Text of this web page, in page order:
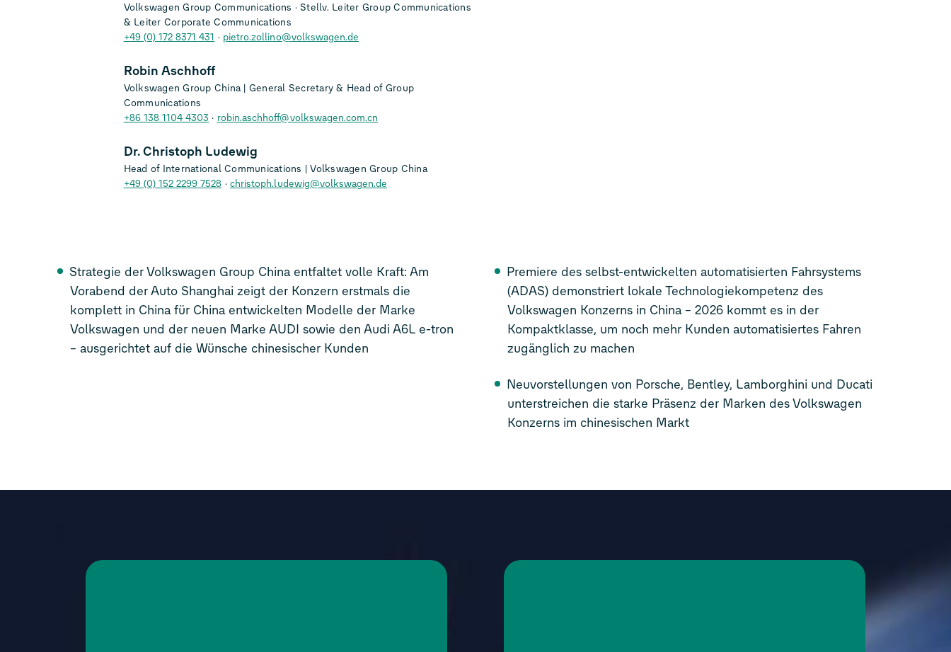
Volkswagen Group Communications Stellv. Leiter Group Communications
& Leiter Corporate Communications
+49 (0) 172 8371 431
pietro.zollino@volkswagen.de
Robin Aschhoff
Volkswagen Group China | General Secretary & Head of Group
Communications
+86 138 1104 4303
robin.aschhoff@volkswagen.com.cn
Dr. Christoph Ludewig
Head of International Communications | Volkswagen Group China
+49 (0) 152 2299 7528
christoph.ludewig@volkswagen.de
Strategie der Volkswagen Group China entfaltet volle Kraft: Am
Vorabend der Auto Shanghai zeigt der Konzern erstmals die
komplett in China für China entwickelten Modelle der Marke
Volkswagen und der neuen Marke AUDI sowie den Audi A6L e-tron
– ausgerichtet auf die Wünsche chinesischer Kunden
Premiere des selbst-entwickelten automatisierten Fahrsystems
(ADAS) demonstriert lokale Technologiekompetenz des
Volkswagen Konzerns in China – 2026 kommt es in der
Kompaktklasse, um noch mehr Kunden automatisiertes Fahren
zugänglich zu machen
Neuvorstellungen von Porsche, Bentley, Lamborghini und Ducati
unterstreichen die starke Präsenz der Marken des Volkswagen
Konzerns im chinesischen Markt